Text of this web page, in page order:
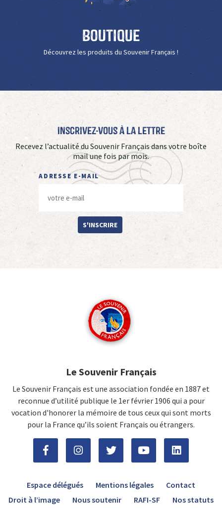
Boutique
Découvrez les produits du Souvenir Français !
Inscrivez-vous à La Lettre
Recevez l’actualité du Souvenir Français dans votre boîte
mail une fois par mois.
ADRESSE E-MAIL
S'INSCRIRE
Le Souvenir Français
Le Souvenir Français est une association fondée en 1887 et
reconnue d’utilité publique le 1er février 1906 qui a pour
vocation d'honorer la mémoire de tous ceux qui sont morts
pour la France qu’ils soient Français ou étrangers.
Espace délégués Mentions légales
Contact
Droit à l’image
Nous soutenir RAFI-SF Nos statuts